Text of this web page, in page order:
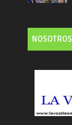
NOSOTROS